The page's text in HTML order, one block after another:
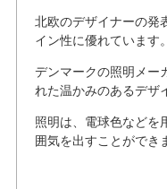
北欧のデザイナーの発
イン性に優れています。
デンマークの照明メー
れた温かみのあるデザ
照明は、電球色などを
囲気を出すことができ